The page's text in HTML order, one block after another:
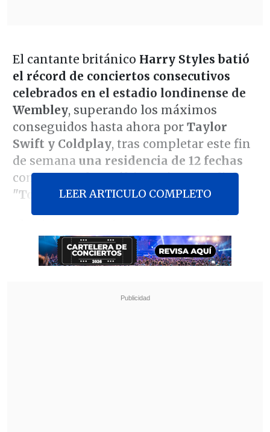
El cantante británico Harry Styles batió
el récord de conciertos consecutivos
celebrados en el estadio londinense de
Wembley, superando los máximos
conseguidos hasta ahora por Taylor
Swift y Coldplay, tras completar este fin
de semana una residencia de 12 fechas
como parte de su última gira mundial
"Together, Together".
años, se convirtió así enel artista que
más conciertos ha realizado en el
, superando el récord de 10 fechas
LEER ARTICULO COMPLETO